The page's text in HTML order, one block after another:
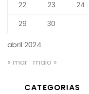
abril 2024
22
23 24
29
30
« mar maio »
CATEGORIAS